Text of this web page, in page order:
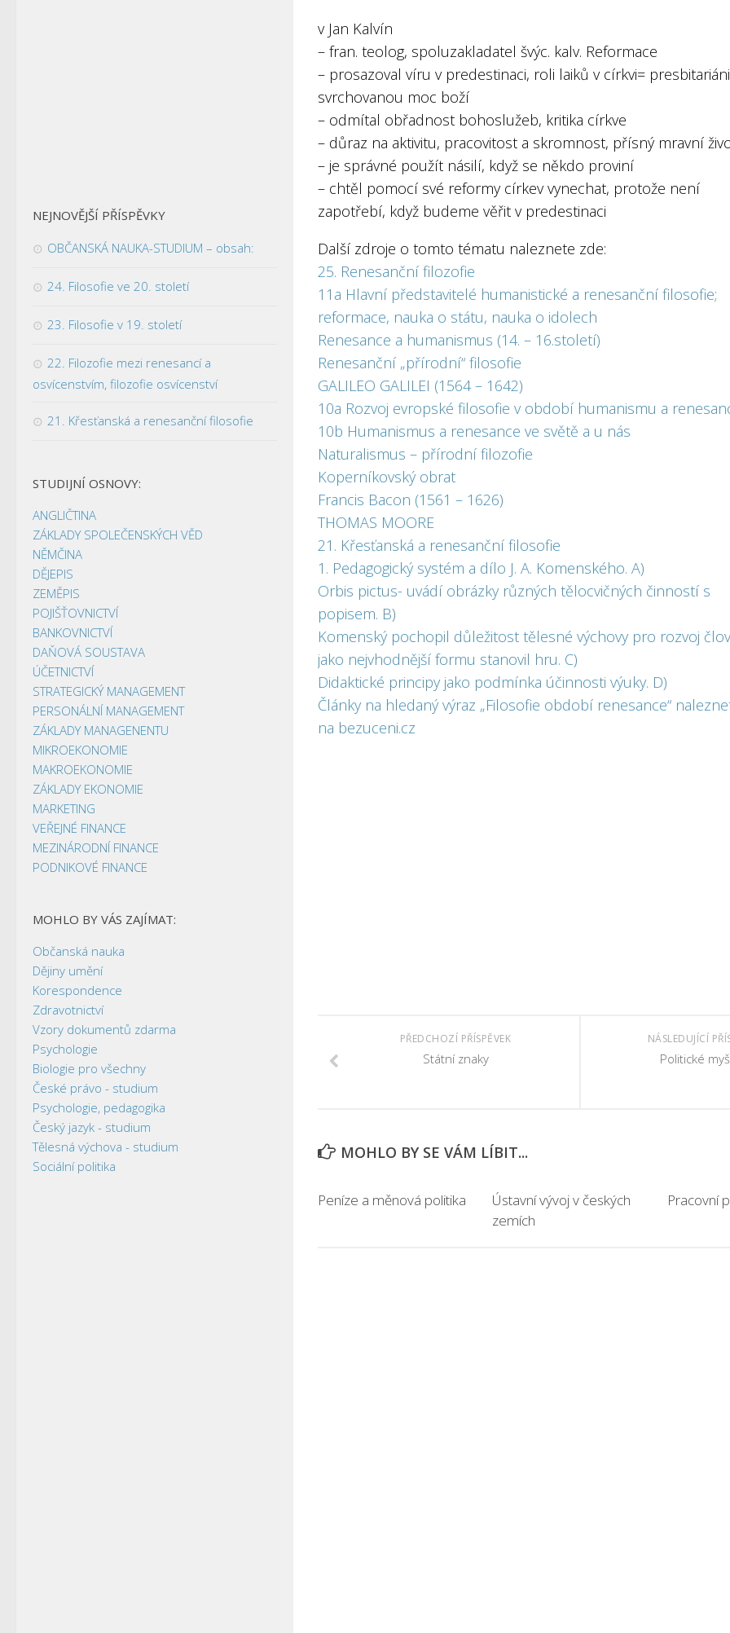
v Jan Kalvín
– fran. teolog, spoluzakladatel švýc. kalv. Reformace
– prosazoval víru v predestinaci, roli laiků v církvi=
svrchovanou moc boží
– odmítal obřadnost bohoslužeb, kritika církve
– důraz na aktivitu, pracovitost a skromnost, přísný mravní
– je správné použít násilí, když se někdo proviní
– chtěl pomocí své reformy církev vynechat, protože není
zapotřebí, když budeme věřit v predestinaci
Další zdroje o tomto tématu naleznete zde:
25. Renesanční filozofie
11a Hlavní představitelé humanistické a renesanční filosofie;
reformace, nauka o státu, nauka o idolech
Renesance a humanismus (14. – 16.století)
Renesanční „přírodní“ filosofie
GALILEO GALILEI (1564 – 1642)
10a Rozvoj evropské filosofie v období humanismu a
10b Humanismus a renesance ve světě a u nás
Naturalismus – přírodní filozofie
Koperníkovský obrat
Francis Bacon (1561 – 1626)
THOMAS MOORE
21. Křesťanská a renesanční filosofie
1. Pedagogický systém a dílo J. A. Komenského. A)
Orbis pictus- uvádí obrázky různých tělocvičných činností s
popisem. B)
Komenský pochopil důležitost tělesné výchovy pro rozvoj
jako nejvhodnější formu stanovil hru. C)
Didaktické principy jako podmínka účinnosti výuky. D)
Články na hledaný výraz „Filosofie období renesance“
na bezuceni.cz
NÁSLEDUJÍCÍ
Politické
PŘEDCHOZÍ PŘÍSPĚVEK
Státní znaky
MOHLO BY SE VÁM LÍBIT...
Peníze a měnová politika
Ústavní vývoj v českých
zemích
Pracovní
NEJNOVĚJŠÍ PŘÍSPĚVKY
OBČANSKÁ NAUKA-STUDIUM – obsah:
24. Filosofie ve 20. století
23. Filosofie v 19. století
22. Filozofie mezi renesancí a
osvícenstvím, filozofie osvícenství
21. Křesťanská a renesanční filosofie
STUDIJNÍ OSNOVY:
ANGLIČTINA
ZÁKLADY SPOLEČENSKÝCH VĚD
NĚMČINA
DĚJEPIS
ZEMĚPIS
POJIŠŤOVNICTVÍ
BANKOVNICTVÍ
DAŇOVÁ SOUSTAVA
ÚČETNICTVÍ
STRATEGICKÝ MANAGEMENT
PERSONÁLNÍ MANAGEMENT
ZÁKLADY MANAGENENTU
MIKROEKONOMIE
MAKROEKONOMIE
ZÁKLADY EKONOMIE
MARKETING
VEŘEJNÉ FINANCE
MEZINÁRODNÍ FINANCE
PODNIKOVÉ FINANCE
MOHLO BY VÁS ZAJÍMAT:
Občanská nauka
Dějiny umění
Korespondence
Zdravotnictví
Vzory dokumentů zdarma
Psychologie
Biologie pro všechny
České právo - studium
Psychologie, pedagogika
Český jazyk - studium
Tělesná výchova - studium
Sociální politika